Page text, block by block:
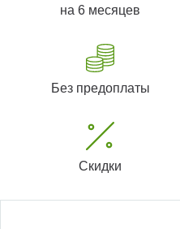
на 6 месяцев
Без предоплаты
Скидки